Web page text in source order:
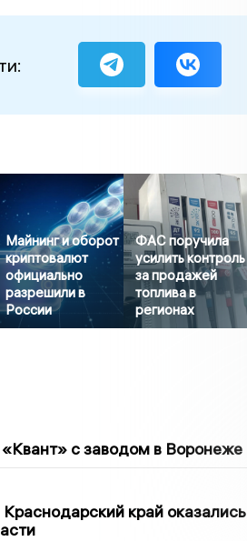
Майнинг и оборот
криптовалют
официально
разрешили в
России
ФАС поручила
усилить контроль
за продажей
топлива в
регионах
с заводом в Воронеже
край оказались